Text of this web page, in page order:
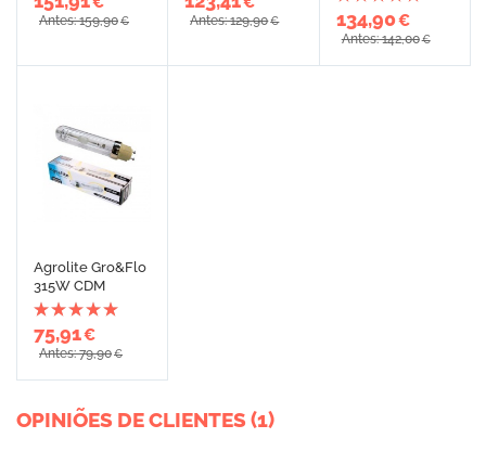
Antes: 159,90€ Antes: 129,90€ 134,90€
Antes: 142,00€
Agrolite Gro&Flo
315W CDM
75,91€
Antes: 79,90€
OPINIÕES DE CLIENTES (1)